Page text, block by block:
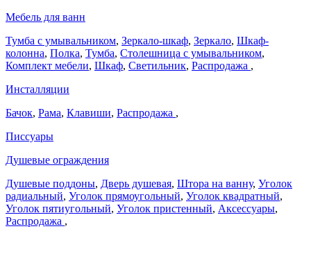
Мебель для ванн
Тумба с умывальником, Зеркало-шкаф, Зеркало, Шкаф-
колонна, Полка, Тумба, Столешница с умывальником,
Комплект мебели, Шкаф, Светильник, Распродажа ,
Инсталляции
Бачок, Рама, Клавиши, Распродажа ,
Писсуары
Душевые ограждения
Душевые поддоны, Дверь душевая, Штора на ванну, Уголок
радиальный, Уголок прямоугольный, Уголок квадратный,
Уголок пятиугольный, Уголок пристенный, Аксессуары,
Распродажа ,